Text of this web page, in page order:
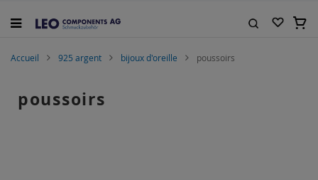
au
Mon
Accueil 925 argent bijoux d'oreille poussoirs
poussoirs